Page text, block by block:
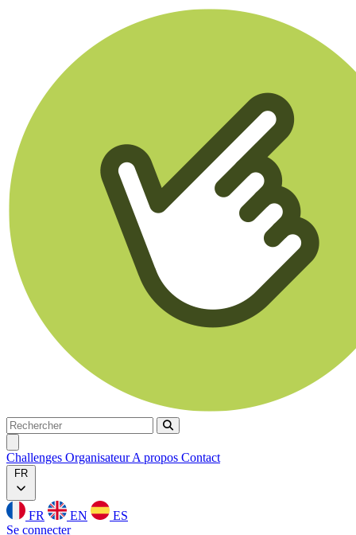
Rechercher
Rechercher
Challenges OrganisateurA propos Contact
FR
FR EN
ES
Se connecter